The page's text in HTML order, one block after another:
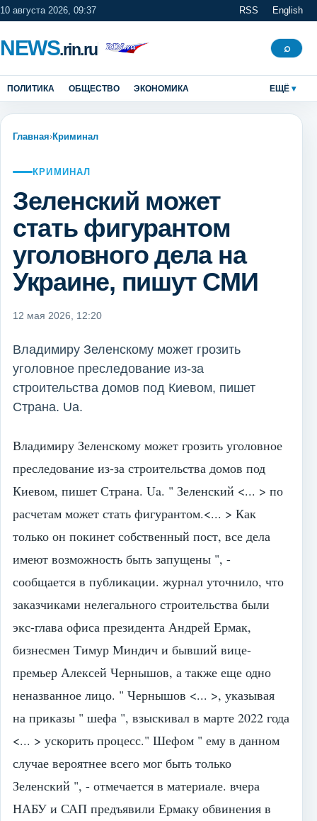
10 августа 2026, 09:37 RSS English
NEWS.rin.ru Поиск
⌕
ПОЛИТИКА ОБЩЕСТВО ЭКОНОМИКА ЕЩЁ
Главная›Криминал
КРИМИНАЛ
Зеленский может
стать фигурантом
уголовного дела на
Украине, пишут СМИ
12 мая 2026, 12:20
Владимиру Зеленскому может грозить
уголовное преследование из-за
строительства домов под Киевом, пишет
Страна. Ua.
Владимиру Зеленскому может грозить уголовное
преследование из-за строительства домов под
Киевом, пишет Страна. Ua. " Зеленский <... > по
расчетам может стать фигурантом.<... > Как
только он покинет собственный пост, все дела
имеют возможность быть запущены ", -
сообщается в публикации. журнал уточнило, что
заказчиками нелегального строительства были
экс-глава офиса президента Андрей Ермак,
бизнесмен Тимур Миндич и бывший вице-
премьер Алексей Чернышов, а также еще одно
неназванное лицо. " Чернышов <... >, указывая
на приказы " шефа ", взыскивал в марте 2022 года
<... > ускорить процесс." Шефом " ему в данном
случае вероятнее всего мог быть только
Зеленский ", - отмечается в материале. вчера
НАБУ и САП предъявили Ермаку обвинения в